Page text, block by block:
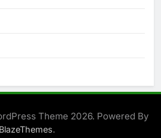
Theme 2026. Powered By
BlazeThemes.